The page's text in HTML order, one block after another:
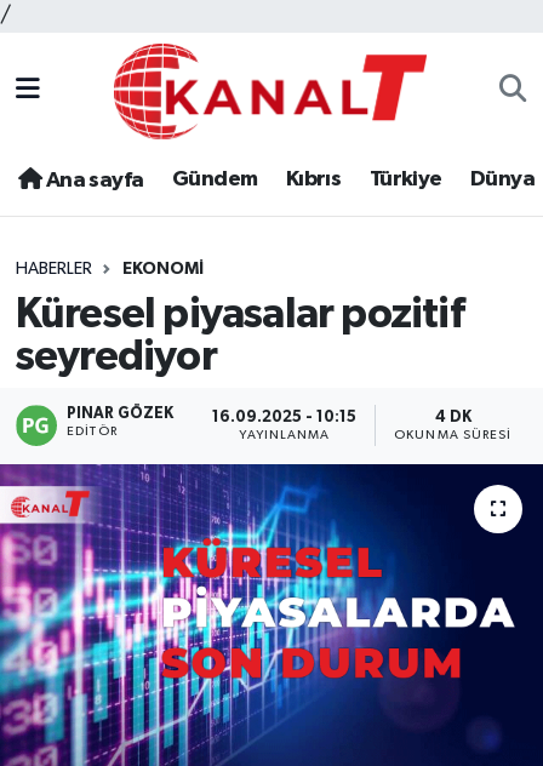
/
Ana sayfa Gündem Kıbrıs Türkiye Dünya
HABERLER EKONOMI
Küresel piyasalar pozitif
seyrediyor
PINAR GÖZEK
EDITÖR
16.09.2025 - 10:15
YAYINLANMA
4 DK
OKUNMA SÜRESI